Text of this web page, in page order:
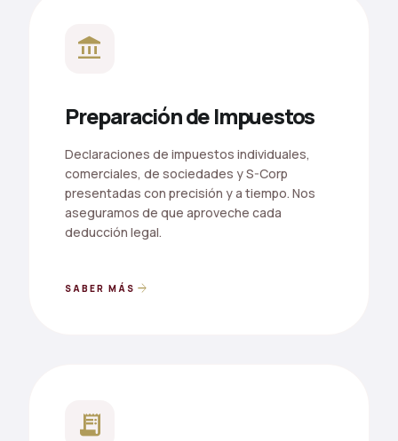
account_balance
Preparación de Impuestos
Declaraciones de impuestos individuales,
comerciales, de sociedades y S-Corp
presentadas con precisión y a tiempo. Nos
aseguramos de que aproveche cada
deducción legal.
SABER MÁS arrow_forward
receipt_long